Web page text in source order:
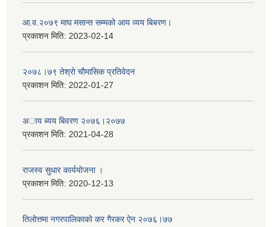
आ.व.२०७९ माघ मसान्त सम्मको आय व्यय बिबरण।
प्रकाशन मिति: 2023-02-14
२०७८।७९ तेश्राे चाैमासिक प्रतिवेदन
प्रकाशन मिति: 2022-01-27
अाय ब्यय बिवरण २०७६।२०७७
प्रकाशन मिति: 2021-04-28
राजस्व सुधार कार्ययाेजना ।
प्रकाशन मिति: 2020-12-13
तिलोत्तमा नगरपालिकाको कर गैरकर ऐन २०७६।७७